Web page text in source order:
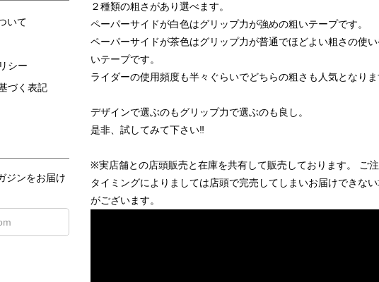
２種類の粗さがあり選べます。
ペーパーサイドが白色はグリップ力が強めの粗いテープです。
ペーパーサイドが茶色はグリップ力が普通でほどよい粗さの使い
いテープです。
ライダーの使用頻度も半々ぐらいでどちらの粗さも人気となりま
デザインで選ぶのもグリップ力で選ぶのも良し。
是非、試してみて下さい‼︎
※実店舗との店頭販売と在庫を共有して販売しております。 ご
タイミングによりましては店頭で完売してしまいお届けできな
がございます。
いて
シー
づく表記
ジンをお届け